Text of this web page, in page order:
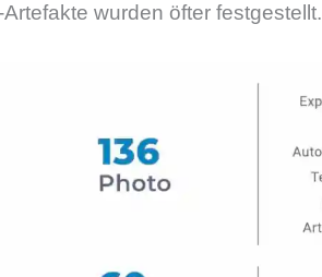
wurden öfter festgestellt.